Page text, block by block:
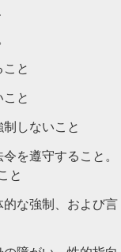
と
と
しないこと
を遵守すること。
と
な強制、および言